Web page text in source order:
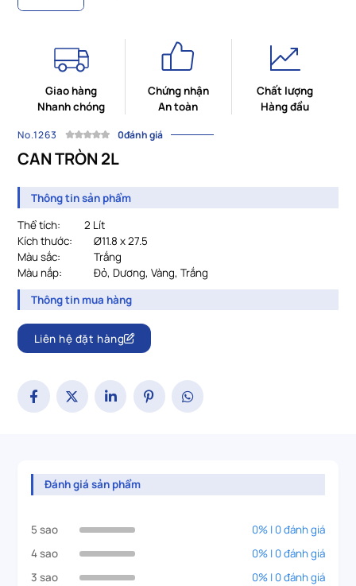
Giao hàng
Nhanh chóng
Chứng nhận
An toàn
Chất lượng
Hàng đầu
No.1263 0đánh giá
CAN TRÒN 2L
Thông tin sản phẩm
Thể tích: 2 Lít
Kích thước:
Ø11.8 x 27.5
Màu sắc:
Trắng
Màu nắp:
Đỏ, Dương, Vàng, Trắng
Thông tin mua hàng
Liên hệ đặt hàng
Đánh giá sản phẩm
5 sao
0% | 0 đánh giá
4 sao
0% | 0 đánh giá
3 sao
0% | 0 đánh giá